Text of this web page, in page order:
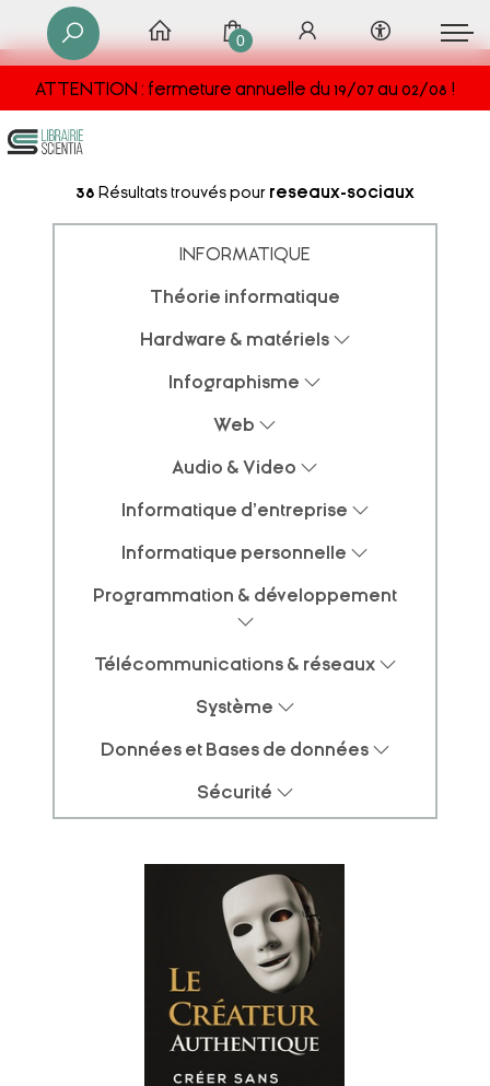
ATTENTION : fermeture annuelle du 19/07 au 02/08 !
0
38 Résultats trouvés pour reseaux-sociaux
INFORMATIQUE
Théorie informatique
Hardware & matériels
Infographisme
Web
Audio & Video
Informatique d'entreprise
Informatique personnelle
Programmation & développement
Télécommunications & réseaux
Système
Données et Bases de données
Sécurité